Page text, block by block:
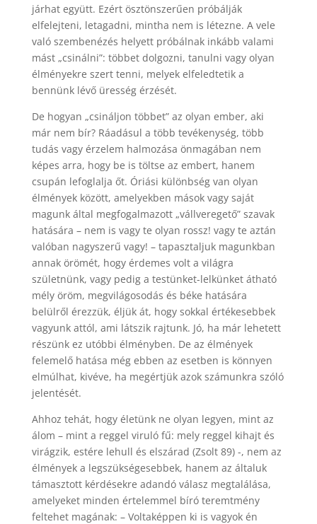
járhat együtt. Ezért ösztönszerűen próbálják
elfelejteni, letagadni, mintha nem is létezne. A vele
való szembenézés helyett próbálnak inkább valami
mást „csinálni”: többet dolgozni, tanulni vagy olyan
élményekre szert tenni, melyek elfeledtetik a
bennünk lévő üresség érzését.
De hogyan „csináljon többet” az olyan ember, aki
már nem bír? Ráadásul a több tevékenység, több
tudás vagy érzelem halmozása önmagában nem
képes arra, hogy be is töltse az embert, hanem
csupán lefoglalja őt. Óriási különbség van olyan
élmények között, amelyekben mások vagy saját
magunk által megfogalmazott „vállveregető” szavak
hatására – nem is vagy te olyan rossz! vagy te aztán
valóban nagyszerű vagy! – tapasztaljuk magunkban
annak örömét, hogy érdemes volt a világra
születnünk, vagy pedig a testünket-lelkünket átható
mély öröm, megvilágosodás és béke hatására
belülről érezzük, éljük át, hogy sokkal értékesebbek
vagyunk attól, ami látszik rajtunk. Jó, ha már lehetett
részünk ez utóbbi élményben. De az élmények
felemelő hatása még ebben az esetben is könnyen
elmúlhat, kivéve, ha megértjük azok számunkra szóló
jelentését.
Ahhoz tehát, hogy életünk ne olyan legyen, mint az
álom – mint a reggel viruló fű: mely reggel kihajt és
virágzik, estére lehull és elszárad (Zsolt 89) -, nem az
élmények a legszükségesebbek, hanem az általuk
támasztott kérdésekre adandó válasz megtalálása,
amelyeket minden értelemmel bíró teremtmény
feltehet magának: – Voltaképpen ki is vagyok én